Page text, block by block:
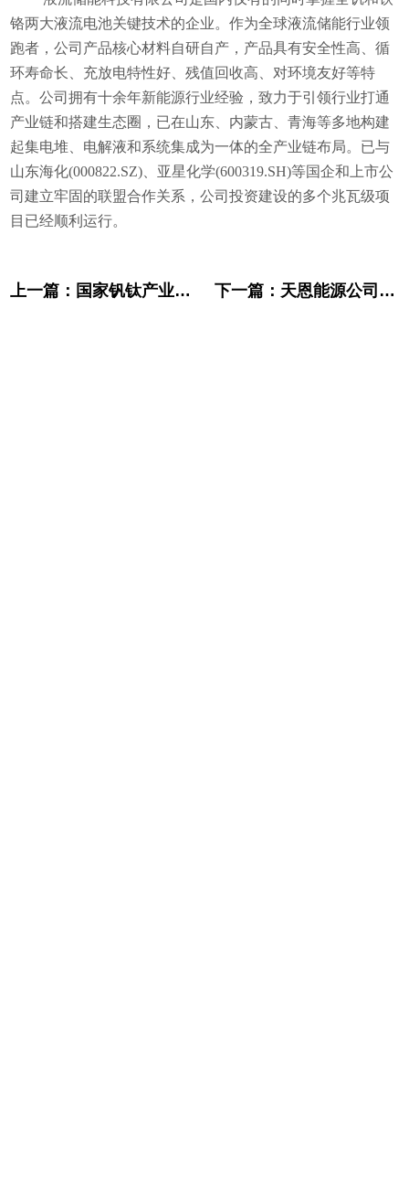
铬两大液流电池关键技术的企业。作为全球液流储能行业领
跑者，公司产品核心材料自研自产，产品具有安全性高、循
环寿命长、充放电特性好、残值回收高、对环境友好等特
点。公司拥有十余年新能源行业经验，致力于引领行业打通
产业链和搭建生态圈，已在山东、内蒙古、青海等多地构建
起集电堆、电解液和系统集成为一体的全产业链布局。已与
山东海化(000822.SZ)、亚星化学(600319.SH)等国企和上市公
司建立牢固的联盟合作关系，公司投资建设的多个兆瓦级项
目已经顺利运行。
上一篇： 国家钒钛产业联盟到访液流储能公司 下一篇： 天恩能源公司与格尔木市人民政府、青海格尔木鲁能新能源有限公司签订战略合作协议